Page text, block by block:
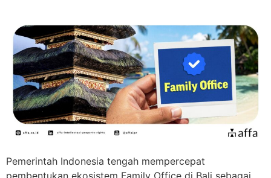
Pemerintah Indonesia tengah mempercepat
pembentukan ekosistem Family Office di Bali sebagai